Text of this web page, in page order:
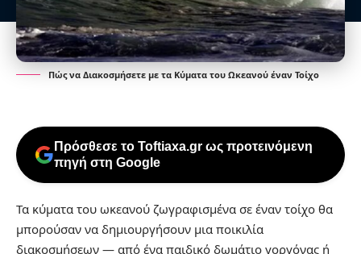
Πώς να Διακοσμήσετε με τα Κύματα του Ωκεανού έναν Τοίχο
Πρόσθεσε το Toftiaxa.gr ως προτεινόμενη
πηγή στη Google
Τα κύματα του ωκεανού ζωγραφισμένα σε έναν τοίχο θα
μπορούσαν να δημιουργήσουν μια ποικιλία
διακοσμήσεων — από ένα παιδικό δωμάτιο γοργόνας ή